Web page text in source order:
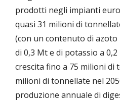
prodotti negli impianti
quasi 31 milioni di
(con un contenuto di
di 0,3 Mt e di potassio a
crescita fino a 75 milioni di
milioni di tonnellate nel
produzione annuale di